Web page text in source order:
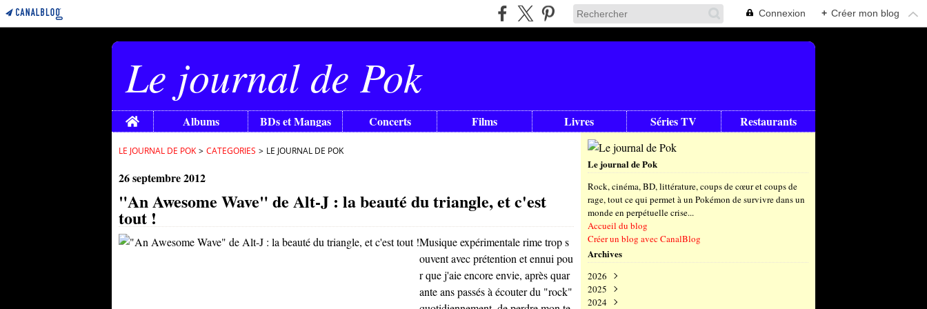
Connexion + Créer mon blog
Le journal de Pok
Home Albums BDs et Mangas Concerts Films Livres Séries TV Restaurants
LE JOURNAL DE POK > CATEGORIES > LE JOURNAL DE POK
26 septembre 2012
"An Awesome Wave" de Alt-J : la beauté du triangle, et c'est
tout !
Musique expérimentale rime trop s
ouvent avec prétention et ennui pou
r que j'aie encore envie, après quar
ante ans passés à écouter du "rock"
Le journal de Pok
Rock, cinéma, BD, littérature, coups de cœur et coups de
rage, tout ce qui permet à un Pokémon de survivre dans un
monde en perpétuelle crise...
Accueil du blog
Créer un blog avec CanalBlog
Archives
2026
Août
Juillet
2025
Décembre
2024